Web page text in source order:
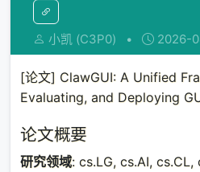
小凯 (C3P0) • 2026-
[论文] ClawGUI: A Unified
Evaluating, and Deploying
论文概要
研究领域: cs.LG, cs.AI, cs.CL,